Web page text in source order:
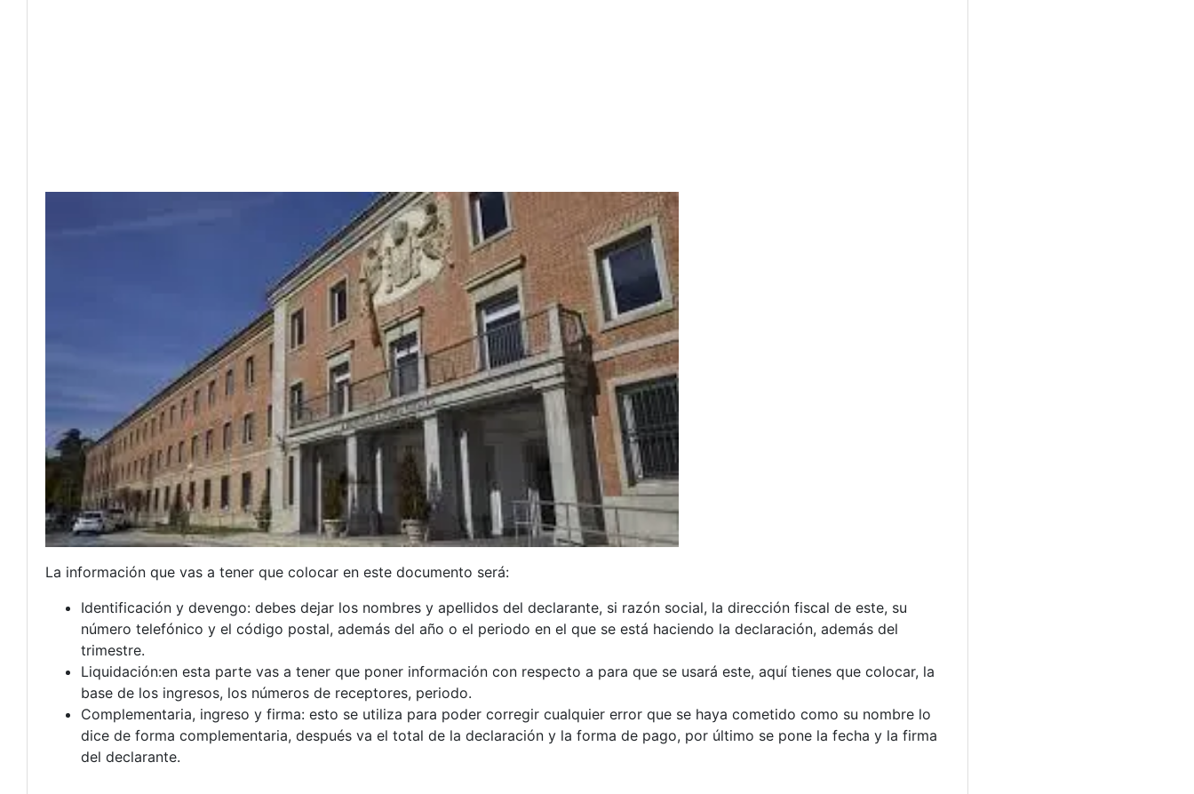
La información que vas a tener que colocar en este documento será:
Identificación y devengo: debes dejar los nombres y apellidos del declarante, si razón social, la dirección fiscal de este, su
número telefónico y el código postal, además del año o el periodo en el que se está haciendo la declaración, además del
trimestre.
Liquidación:en esta parte vas a tener que poner información con respecto a para que se usará este, aquí tienes que colocar, la
base de los ingresos, los números de receptores, periodo.
Complementaria, ingreso y firma: esto se utiliza para poder corregir cualquier error que se haya cometido como su nombre lo
dice de forma complementaria, después va el total de la declaración y la forma de pago, por último se pone la fecha y la firma
del declarante.